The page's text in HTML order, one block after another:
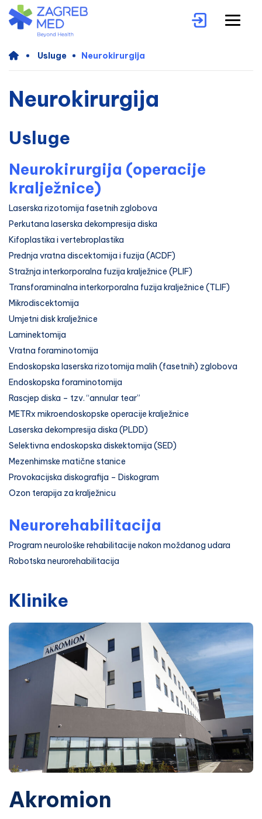
Usluge Neurokirurgija
Neurokirurgija
Usluge
Neurokirurgija (operacije
kralježnice)
Laserska rizotomija fasetnih zglobova
Perkutana laserska dekompresija diska
Kifoplastika i vertebroplastika
Prednja vratna discektomija i fuzija (ACDF)
Stražnja interkorporalna fuzija kralježnice (PLIF)
Transforaminalna interkorporalna fuzija kralježnice (TLIF)
Mikrodiscektomija
Umjetni disk kralježnice
Laminektomija
Vratna foraminotomija
Endoskopska laserska rizotomija malih (fasetnih) zglobova
Endoskopska foraminotomija
Rascjep diska –⁠ tzv. “annular tear”
METRx mikroendoskopske operacije kralježnice
Laserska dekompresija diska (PLDD)
Selektivna endoskopska diskektomija (SED)
Mezenhimske matične stanice
Provokacijska diskografija – Diskogram
Ozon terapija za kralježnicu
Neurorehabilitacija
Program neurološke rehabilitacije nakon moždanog udara
Robotska neurorehabilitacija
Klinike
Akromion